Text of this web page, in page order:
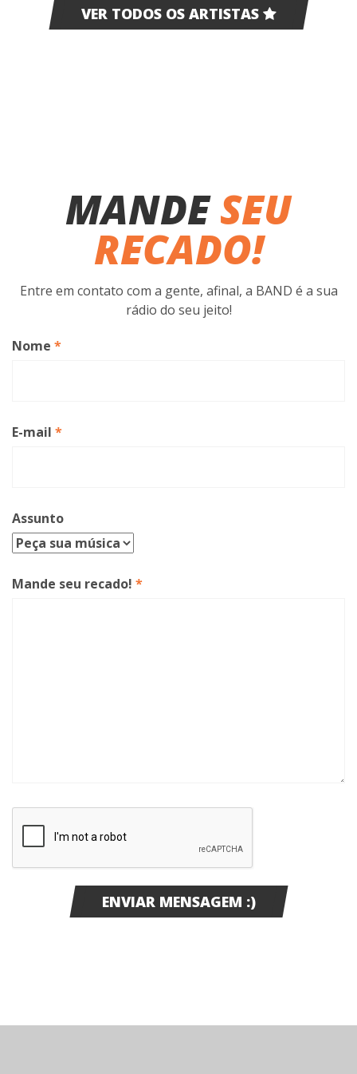
VER TODOS OS ARTISTAS
MANDESEU
RECADO!
Entre em contato com a gente, afinal, a BAND é a sua
rádio do seu jeito!
Nome *
E-mail *
Assunto
Mande seu recado! *